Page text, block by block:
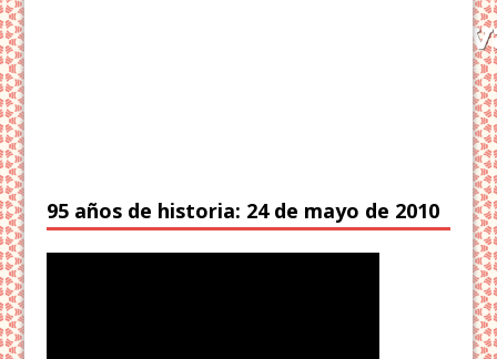
95 años de historia: 24 de mayo de 2010